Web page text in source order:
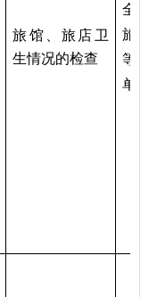
旅馆、旅店卫
生情况的检查
全
旅
等
单